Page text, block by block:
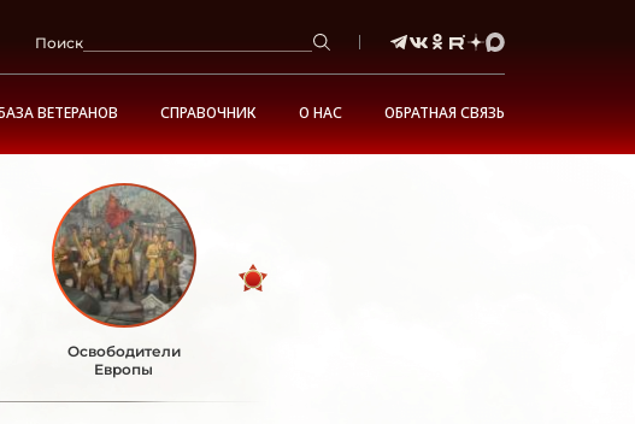
Поиск
ВЕТЕРАНОВ СПРАВОЧНИК О НАС ОБРАТНАЯ СВЯЗЬ
Освободители
Европы